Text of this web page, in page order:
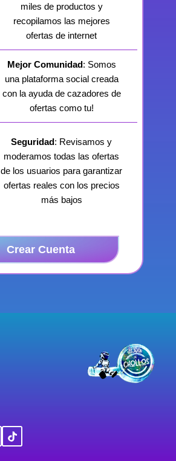
miles de productos y
recopilamos las mejores
ofertas de internet
Mejor Comunidad: Somos
una plataforma social creada
con la ayuda de cazadores de
ofertas como tu!
Seguridad: Revisamos y
moderamos todas las ofertas
de los usuarios para garantizar
ofertas reales con los precios
más bajos
Crear Cuenta